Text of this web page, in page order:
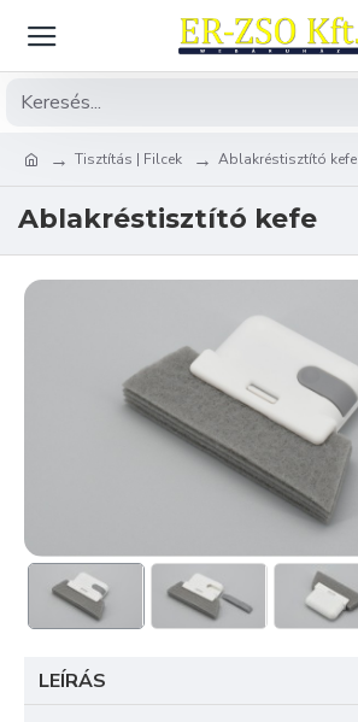
Tisztítás | Filcek Ablakréstisztító kefe
Ablakréstisztító kefe
LEÍRÁS